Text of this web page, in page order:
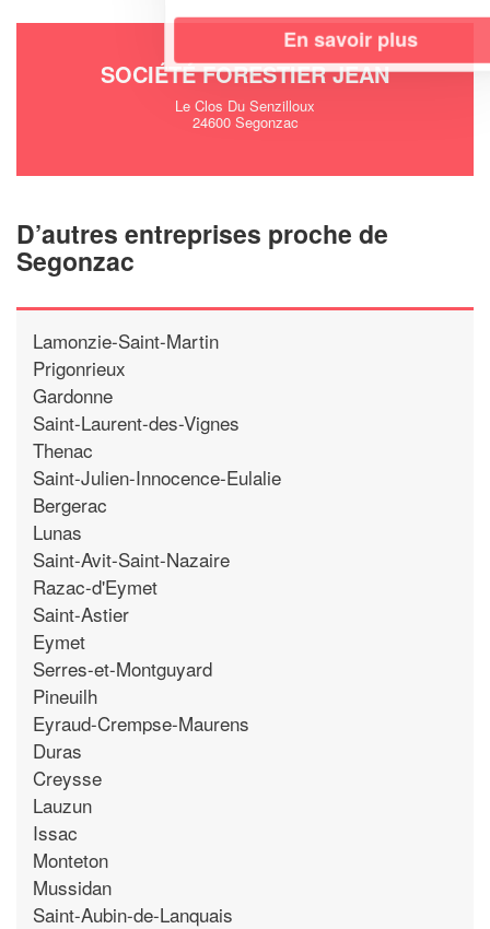
SOCIÉTÉ FORESTIER JEAN
Le Clos Du Senzilloux
24600 Segonzac
D’autres entreprises proche de
Segonzac
Lamonzie-Saint-Martin
Prigonrieux
Gardonne
Saint-Laurent-des-Vignes
Thenac
Saint-Julien-Innocence-Eulalie
Bergerac
Lunas
Saint-Avit-Saint-Nazaire
Razac-d'Eymet
Saint-Astier
Eymet
Serres-et-Montguyard
Pineuilh
Eyraud-Crempse-Maurens
Duras
Creysse
Lauzun
Issac
Monteton
Mussidan
Saint-Aubin-de-Lanquais
En savoir plus